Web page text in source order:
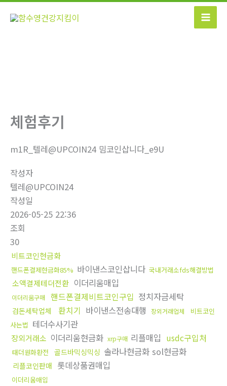
콘
체험후기
m1R_텔레@UPCOIN24 밈코인삽니다_e9U
작성자
텔레@UPCOIN24
작성일
2026-05-25 22:36
조회
30
비트코인현금화
핸드폰결제현금화85% 바이낸스코인삽니다 국내거래소fds해결방법
소액결제테더전환 이더리움매입
이더리움구매 핸드폰결제비트코인구입 정치자금세탁
검돈세탁업체 환치기 바이낸스전송대행 장외거래업체
비트코인
사는법 테더수사기관
장외거래소 이더리움현금화 xrp구매 리플매입 usdc구입처
태더원화환전 골드바믹싱믹싱 솔라나현금화 sol현금화
리플코인판매 롯데상품권매입
이더리움매입